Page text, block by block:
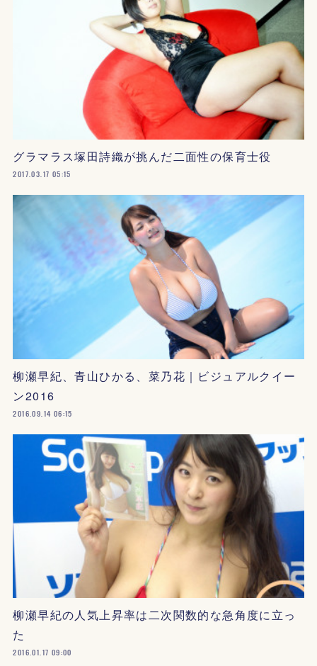
グラマラス塚田詩織が挑んだ二面性の保育士役
2017.03.17 05:15
柳瀬早紀、青山ひかる、菜乃花｜ビジュアルクイー
ン2016
2016.09.14 06:15
柳瀬早紀の人気上昇率は二次関数的な急角度に立っ
た
2016.01.17 09:00